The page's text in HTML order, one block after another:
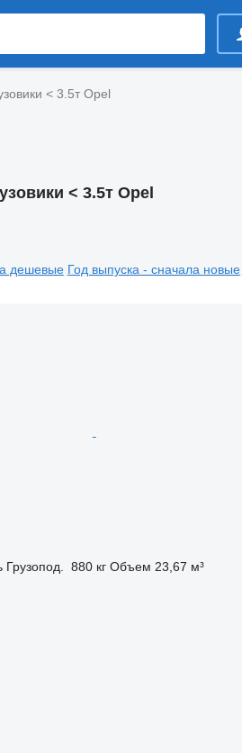
< 3.5т Opel
< 3.5т Opel
дешевые Год выпуска - сначала новые
Грузопод. 880 кг Объем 23,67 м³